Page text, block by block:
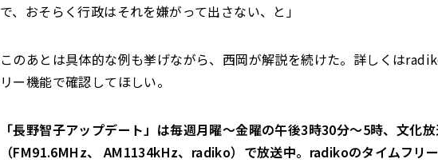
で、おそらく行政はそれを嫌がって出さない、と」
このあとは具体的な例も挙げながら、西岡が解説を続けた。詳しくは
リー機能で確認してほしい。
「長野智子アップデート」は毎週月曜～金曜の午後3時30分～5時、文化
（FM91.6MHz、 AM1134kHz、radiko）で放送中。radikoのタイムフリ